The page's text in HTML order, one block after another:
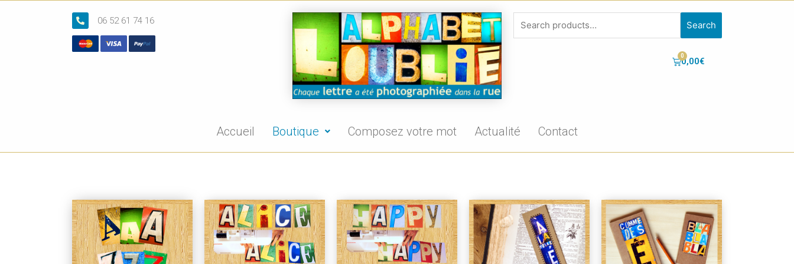
06 52 61 74 16 Search
0,00€
Accueil Boutique Composez votre mot Actualité Contact